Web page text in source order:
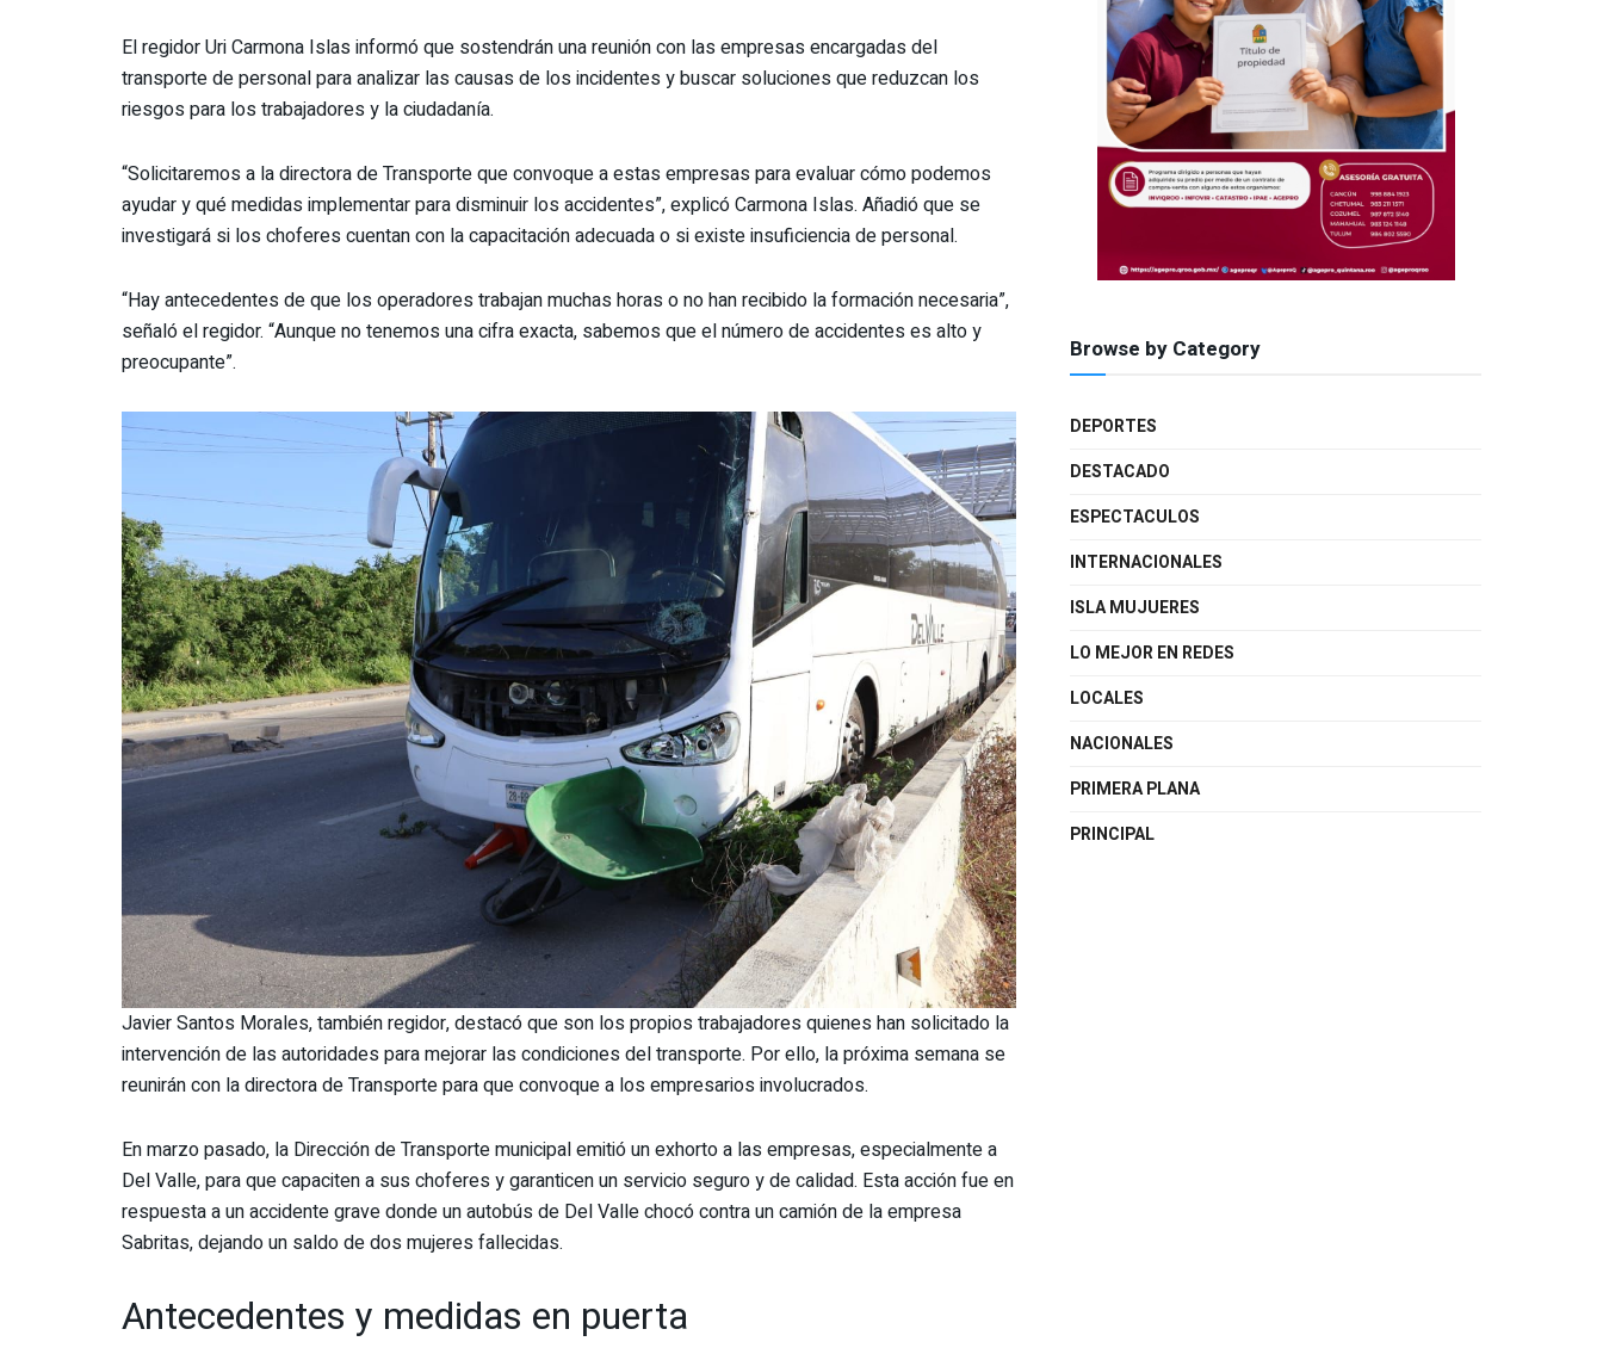
El regidor Uri Carmona Islas informó que sostendrán una reunión con las empresas encargadas del
transporte de personal para analizar las causas de los incidentes y buscar soluciones que reduzcan los
riesgos para los trabajadores y la ciudadanía.
“Solicitaremos a la directora de Transporte que convoque a estas empresas para evaluar cómo podemos
ayudar y qué medidas implementar para disminuir los accidentes”, explicó Carmona Islas. Añadió que se
investigará si los choferes cuentan con la capacitación adecuada o si existe insuficiencia de personal.
“Hay antecedentes de que los operadores trabajan muchas horas o no han recibido la formación necesaria”,
señaló el regidor. “Aunque no tenemos una cifra exacta, sabemos que el número de accidentes es alto y
preocupante”.
Javier Santos Morales, también regidor, destacó que son los propios trabajadores quienes han solicitado la
intervención de las autoridades para mejorar las condiciones del transporte. Por ello, la próxima semana se
reunirán con la directora de Transporte para que convoque a los empresarios involucrados.
En marzo pasado, la Dirección de Transporte municipal emitió un exhorto a las empresas, especialmente a
Del Valle, para que capaciten a sus choferes y garanticen un servicio seguro y de calidad. Esta acción fue en
respuesta a un accidente grave donde un autobús de Del Valle chocó contra un camión de la empresa
Sabritas, dejando un saldo de dos mujeres fallecidas.
Antecedentes y medidas en puerta
Browse by Category
DEPORTES
DESTACADO
ESPECTACULOS
INTERNACIONALES
ISLA MUJUERES
LO MEJOR EN REDES
LOCALES
NACIONALES
PRIMERA PLANA
PRINCIPAL